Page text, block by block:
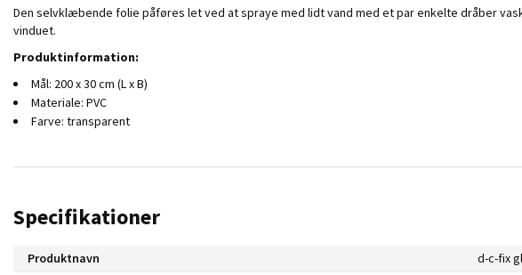
Den selvklæbende folie påføres let ved at spraye med lidt vand med et par enkelte dråber
vinduet.
Produktinformation:
Mål: 200 x 30 cm (L x B)
Materiale: PVC
Farve: transparent
Specifikationer
Produktnavn
d-c-fix